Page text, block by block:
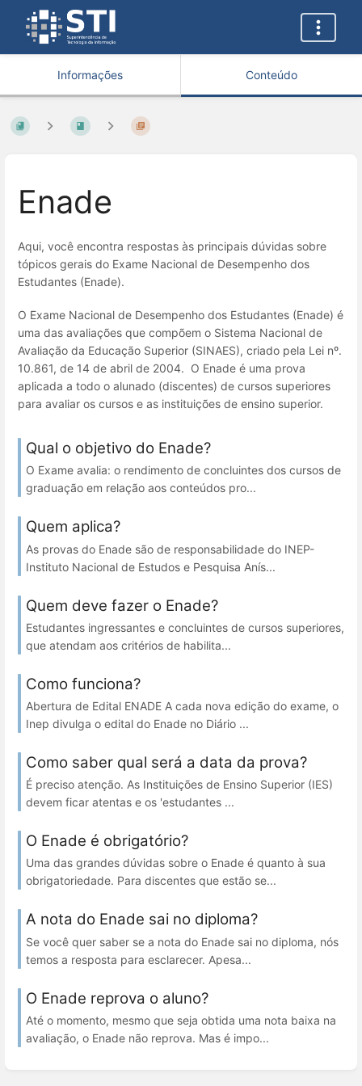
Informações Conteúdo
Enade
Aqui, você encontra respostas às principais dúvidas sobre
tópicos gerais do Exame Nacional de Desempenho dos
Estudantes (Enade).
O Exame Nacional de Desempenho dos Estudantes (Enade) é
uma das avaliações que compõem o Sistema Nacional de
Avaliação da Educação Superior (SINAES), criado pela Lei nº.
10.861, de 14 de abril de 2004. O Enade é uma prova
aplicada a todo o alunado (discentes) de cursos superiores
para avaliar os cursos e as instituições de ensino superior.
Qual o objetivo do Enade?
O Exame avalia: o rendimento de concluintes dos cursos de
graduação em relação aos conteúdos pro...
Quem aplica?
As provas do Enade são de responsabilidade do INEP-
Instituto Nacional de Estudos e Pesquisa Anís...
Quem deve fazer o Enade?
Estudantes ingressantes e concluintes de cursos superiores,
que atendam aos critérios de habilita...
Como funciona?
Abertura de Edital ENADE A cada nova edição do exame, o
Inep divulga o edital do Enade no Diário ...
Como saber qual será a data da prova?
É preciso atenção. As Instituições de Ensino Superior (IES)
devem ficar atentas e os 'estudantes ...
O Enade é obrigatório?
Uma das grandes dúvidas sobre o Enade é quanto à sua
obrigatoriedade. Para discentes que estão se...
A nota do Enade sai no diploma?
Se você quer saber se a nota do Enade sai no diploma, nós
temos a resposta para esclarecer. Apesa...
O Enade reprova o aluno?
Até o momento, mesmo que seja obtida uma nota baixa na
avaliação, o Enade não reprova. Mas é impo...